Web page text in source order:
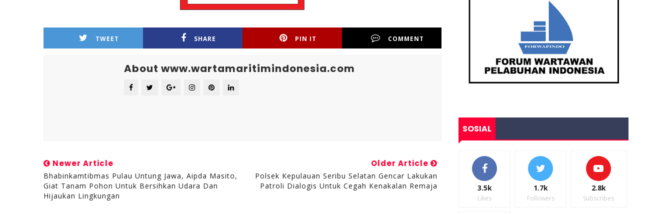
TWEET SHARE PIN IT COMMENT
About www.wartamaritimindonesia.com
Newer Article
Bhabinkamtibmas Pulau Untung Jawa, Aipda Masito,
Giat Tanam Pohon Untuk Bersihkan Udara Dan
Hijaukan Lingkungan
Older Article
Polsek Kepulauan Seribu Selatan Gencar Lakukan
Patroli Dialogis Untuk Cegah Kenakalan Remaja
SOSIAL
3.5k
Likes
1.7k
Followers
2.8k
Subscribes